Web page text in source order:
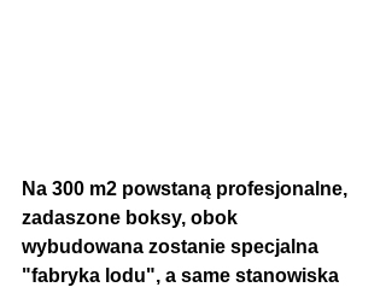
Na 300 m2 powstaną profesjonalne,
zadaszone boksy, obok
wybudowana zostanie specjalna
"fabryka lodu", a same stanowiska